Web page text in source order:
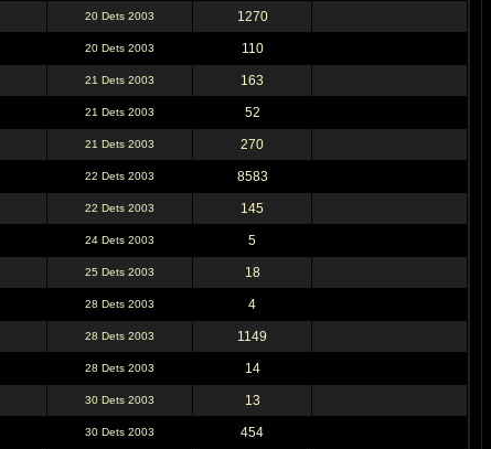
20 Dets 2003 1270
20 Dets 2003 110
21 Dets 2003 163
21 Dets 2003 52
21 Dets 2003 270
22 Dets 2003 8583
22 Dets 2003 145
24 Dets 2003 5
25 Dets 2003 18
28 Dets 2003 4
28 Dets 2003 1149
28 Dets 2003 14
30 Dets 2003 13
30 Dets 2003 454